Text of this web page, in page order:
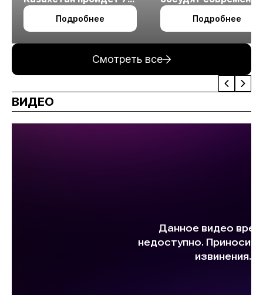
октября в Алматы
Подробнее
технологии
измельчения
Подробнее
Смотреть все
ВИДЕО